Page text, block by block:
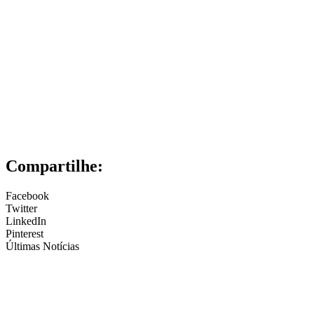
Compartilhe:
Facebook
Twitter
LinkedIn
Pinterest
Últimas Notícias